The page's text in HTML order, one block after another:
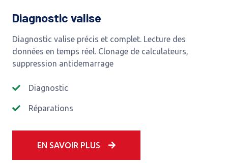
Diagnostic valise
Diagnostic valise précis et complet. Lecture des
données en temps réel. Clonage de calculateurs,
suppression antidemarrage
Diagnostic
Réparations
EN SAVOIR PLUS